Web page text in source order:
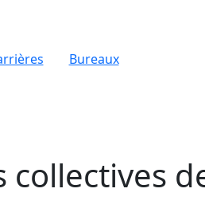
Bureaux
collectives